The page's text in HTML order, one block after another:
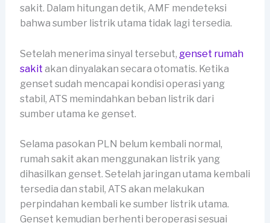
sakit. Dalam hitungan detik, AMF mendeteksi
bahwa sumber listrik utama tidak lagi tersedia.
Setelah menerima sinyal tersebut, genset rumah
sakit akan dinyalakan secara otomatis. Ketika
genset sudah mencapai kondisi operasi yang
stabil, ATS memindahkan beban listrik dari
sumber utama ke genset.
Selama pasokan PLN belum kembali normal,
rumah sakit akan menggunakan listrik yang
dihasilkan genset. Setelah jaringan utama kembali
tersedia dan stabil, ATS akan melakukan
perpindahan kembali ke sumber listrik utama.
Genset kemudian berhenti beroperasi sesuai